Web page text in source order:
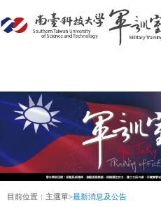
目前位置： 主選單>最新消息及公告